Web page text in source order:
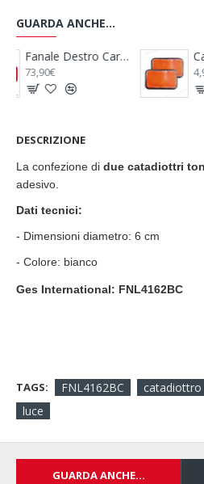
GUARDA ANCHE...
Catadiottro Rettangolare Arancione Adesivo
DESCRIZIONE
La confezione di due catadiottri
adesivo.
Dati tecnici:
- Dimensioni diametro: 6 cm
- Colore: bianco
Ges International: FNL4162BC
TAGS: FNL4162BC catadiottro
luce
GUARDA ANCHE...